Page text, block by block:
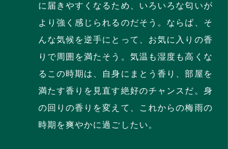
に届きやすくなるため、いろいろな匂いが
より強く感じられるのだそう。ならば、そ
んな気候を逆手にとって、お気に入りの香
りで周囲を満たそう。気温も湿度も高くな
るこの時期は、自身にまとう香り、部屋を
満たす香りを見直す絶好のチャンスだ。身
の回りの香りを変えて、これからの梅雨の
時期を爽やかに過ごしたい。